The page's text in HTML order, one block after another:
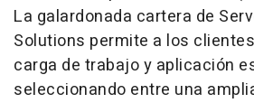
La galardonada cartera de
Solutions permite a los
carga de trabajo y aplicación
seleccionando entre una